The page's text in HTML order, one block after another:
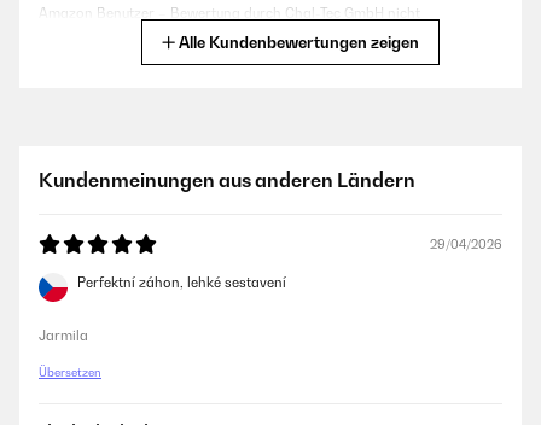
Amazon Benutzer – Bewertung durch Chal-Tec GmbH nicht
eigenständig überprüft
sagen dass es viele Schrauben sind aber alles einfach zu handhaben.
Ging relatif schnell! Kann ich nur empfehlen. Der einzige negative
Punkt, einige Teile hatten Schrammen. Da es aber ein Hochbeet, was
Alle Kundenbewertungen zeigen
Kundenmeinungen aus anderen Ländern
29/04/2026
Perfektní záhon, lehké sestavení
Jarmila
Übersetzen